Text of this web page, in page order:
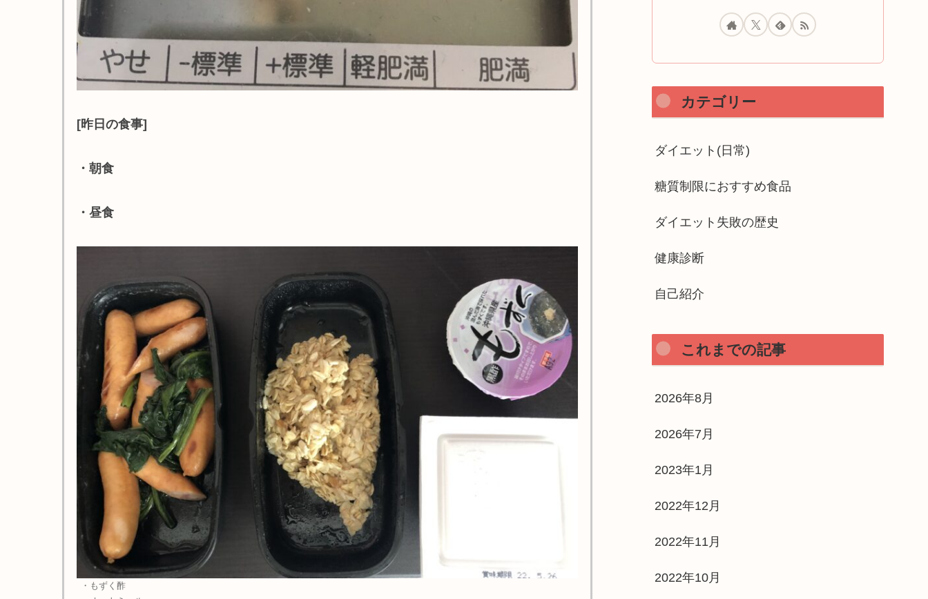
[昨日の食事]
・朝食
・昼食
・もずく酢
カテゴリー
ダイエット(日常)
糖質制限におすすめ食品
ダイエット失敗の歴史
健康診断
自己紹介
これまでの記事
2026年8月
2026年7月
2023年1月
2022年12月
2022年11月
2022年10月